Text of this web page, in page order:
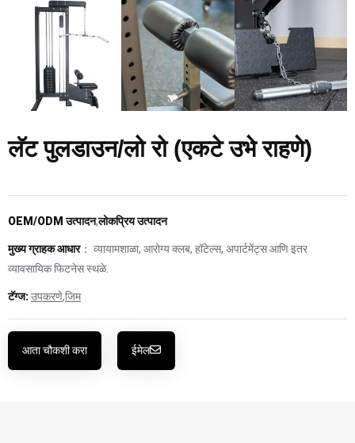
लॅट पुलडाउन/लो रो (एकटे उभे राहणे)
OEM/ODM उत्पादन,लोकप्रिय उत्पादन
मुख्य ग्राहक आधार： व्यायामशाळा, आरोग्य क्लब, हॉटेल्स, अपार्टमेंट्स आणि इतर
व्यावसायिक फिटनेस स्थळे.
टॅग्ज:उपकरणे,जिम
आता चौकशी करा ईमेल